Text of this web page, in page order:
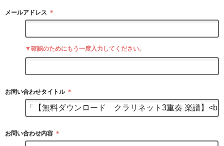
メールアドレス ＊
▼確認のためにもう一度入力してください。
お問い合わせタイトル ＊
お問い合わせ内容 ＊